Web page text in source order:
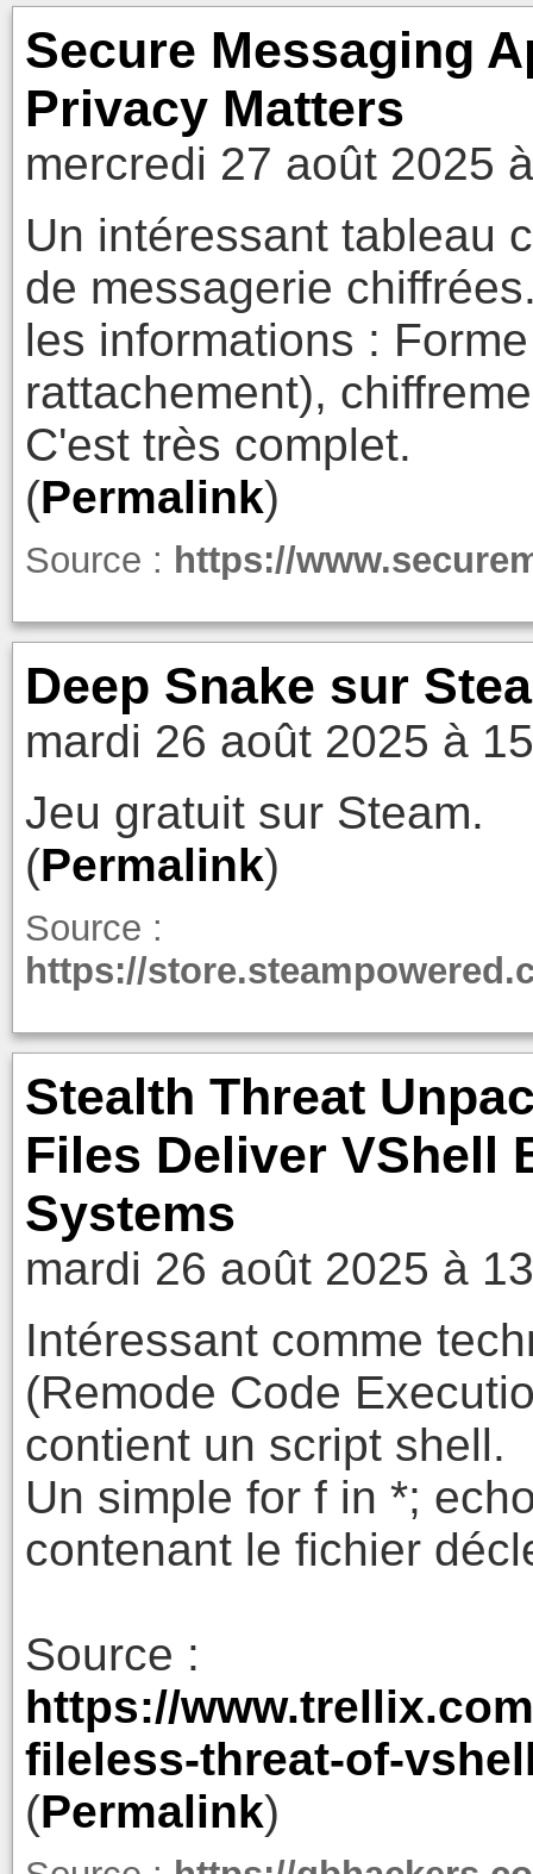
Secure Messaging
Privacy Matters
mercredi 27 août 2025
Un intéressant tableau
de messagerie
les informations :
rattachement),
C'est très complet.
(Permalink)
Source : https://
Deep Snake sur
mardi 26 août 2025 à
Jeu gratuit sur Steam.
(Permalink)
Source :
https://
Stealth Threat
Files Deliver VShell
Systems
mardi 26 août 2025 à
Intéressant comme
(Remode Code
contient un script shell.
Un simple for f in *;
contenant le fichier
Source :
https://
fileless-threat-of-
(Permalink)